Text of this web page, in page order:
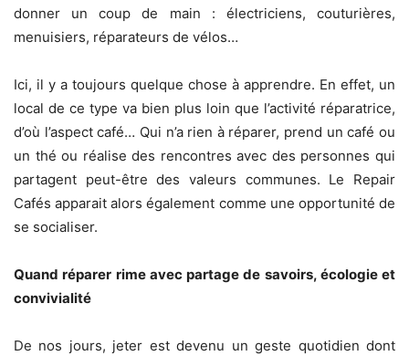
donner un coup de main : électriciens, couturières,
menuisiers, réparateurs de vélos…
Ici, il y a toujours quelque chose à apprendre. En effet, un
local de ce type va bien plus loin que l’activité réparatrice,
d’où l’aspect café… Qui n’a rien à réparer, prend un café ou
un thé ou réalise des rencontres avec des personnes qui
partagent peut-être des valeurs communes. Le Repair
Cafés apparait alors également comme une opportunité de
se socialiser.
Quand réparer rime avec partage de savoirs, écologie et
convivialité
De nos jours, jeter est devenu un geste quotidien dont